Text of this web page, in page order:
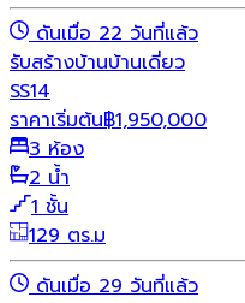
ดันเมื่อ 22 วันที่แล้ว
รับสร้างบ้านบ้านเดี่ยว
SS14
ราคาเริ่มต้น฿1,950,000
3 ห้อง
2 น้ำ
1 ชั้น
129 ตร.ม
ดันเมื่อ 29 วันที่แล้ว